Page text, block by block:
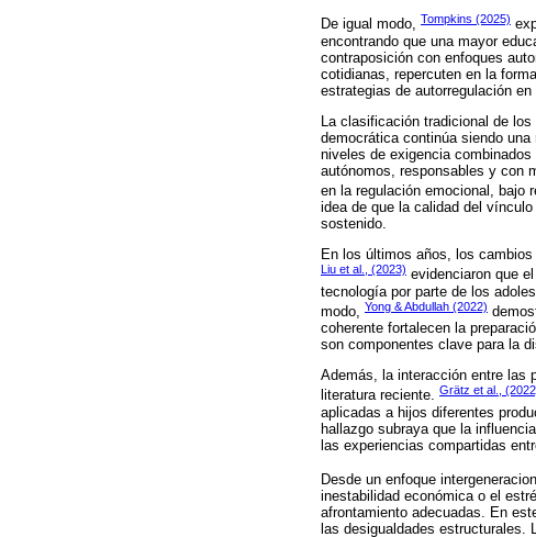
De igual modo, Tompkins (2025)
encontrando que una mayor
contraposición con enfoques
cotidianas, repercuten en la
estrategias de autorregulación
La clasificación tradicional de
democrática continúa siendo
niveles de exigencia
autónomos, responsables y con
en la regulación emocional, bajo
idea de que la calidad del
sostenido.
En los últimos años, los
Liu et al., (2023) evidenciaron que
tecnología por parte de los
modo, Yong & Abdullah (2022)
coherente fortalecen la
son componentes clave para la
Además, la interacción entre las
literatura reciente. Grätz et al.,
aplicadas a hijos diferentes
hallazgo subraya que la
las experiencias compartidas
Desde un enfoque
inestabilidad económica o el
afrontamiento adecuadas. En
las desigualdades estructurales.